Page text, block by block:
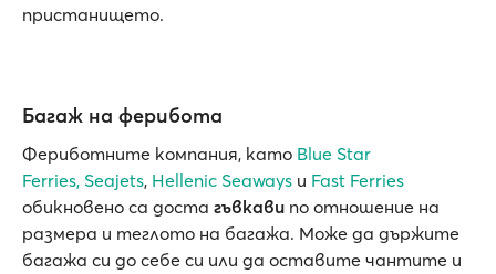
пристанището.
Багаж на ферибота
Фериботните компания, като Blue Star
Ferries, Seajets, Hellenic Seaways и Fast Ferries
обикновено са доста гъвкави по отношение на
размера и теглото на багажа. Може да държите
багажа си до себе си или да оставите чантите и